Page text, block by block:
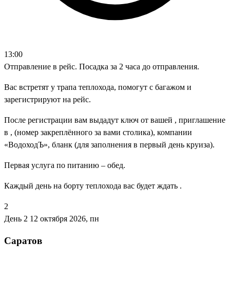
13:00
Отправление в рейс. Посадка за 2 часа до отправления.
Вас встретят у трапа теплохода, помогут с багажом и
зарегистрируют на рейс.
После регистрации вам выдадут ключ от вашей , приглашение
в , (номер закреплённого за вами столика), компании
«ВодоходЪ», бланк (для заполнения в первый день круиза).
Первая услуга по питанию – обед.
Каждый день на борту теплохода вас будет ждать .
2
День 2 12 октября 2026, пн
Саратов